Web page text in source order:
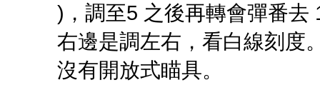
)，調至5 之後再轉會彈番去
右邊是調左右，看白線刻度
沒有開放式瞄具。